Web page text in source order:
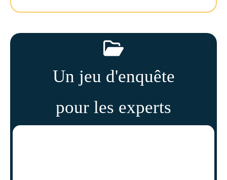
Un jeu d'enquête
pour les experts